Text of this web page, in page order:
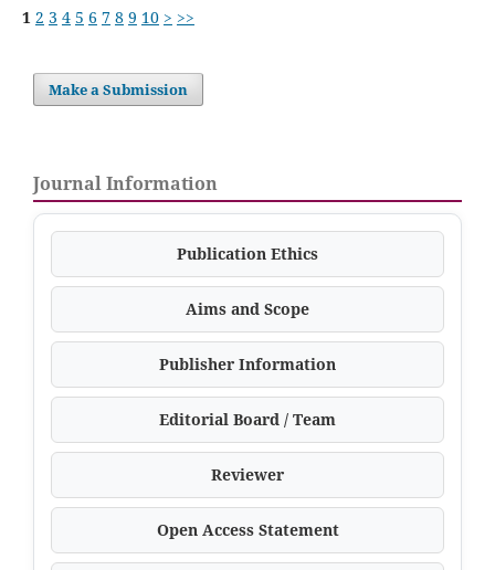
1 2 3 4 5 6 7 8 9 10 > >>
Make a Submission
Journal Information
Publication Ethics
Aims and Scope
Publisher Information
Editorial Board / Team
Reviewer
Open Access Statement